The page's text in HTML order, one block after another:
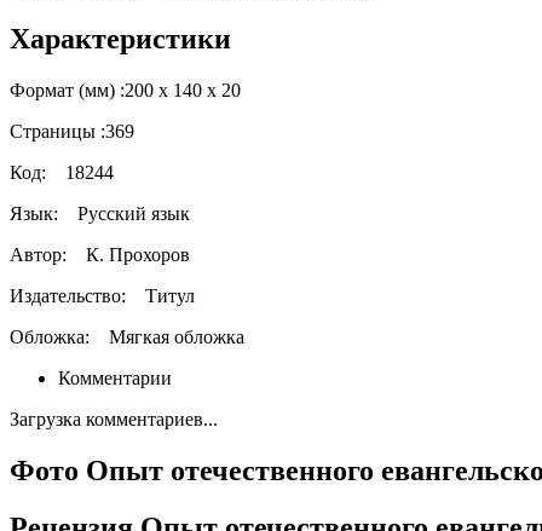
Характеристики
Формат (мм) :200 х 140 х 20
Страницы :369
Код: 18244
Язык: Русский язык
Автор:
К. Прохоров
Издательство:
Титул
Обложка: Мягкая обложка
Комментарии
Загрузка комментариев...
Фото Опыт отечественного